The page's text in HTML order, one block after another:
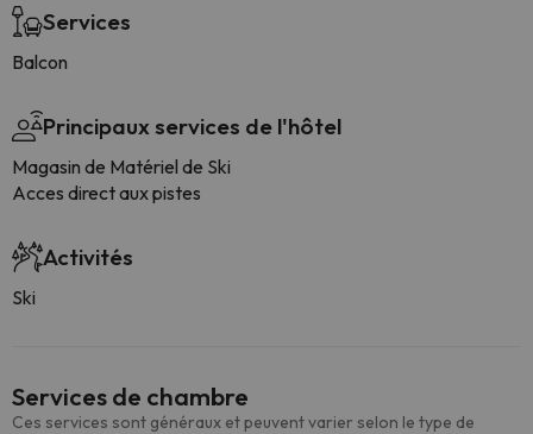
Services
Balcon
Principaux services de l'hôtel
Magasin de Matériel de Ski
Acces direct aux pistes
Activités
Ski
Services de chambre
Ces services sont généraux et peuvent varier selon le type de